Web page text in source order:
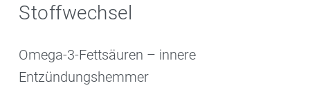
Stoffwechsel
Omega-3-Fettsäuren – innere
Entzündungshemmer